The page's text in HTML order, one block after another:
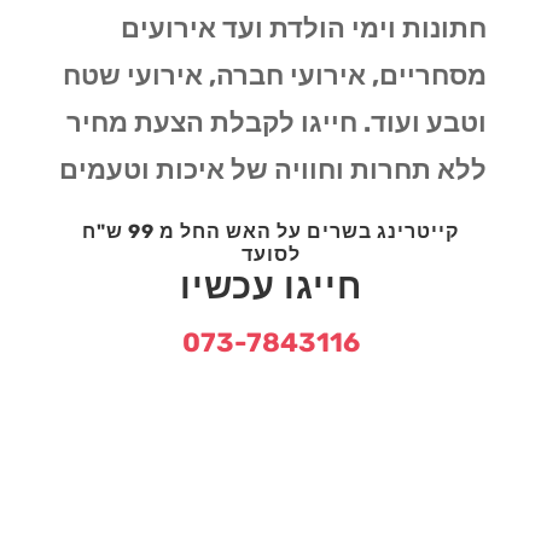
חתונות וימי הולדת ועד אירועים
מסחריים, אירועי חברה, אירועי שטח
וטבע ועוד. חייגו לקבלת הצעת מחיר
ללא תחרות וחוויה של איכות וטעמים
קייטרינג בשרים על האש החל מ 99 ש"ח
לסועד
חייגו עכשיו
073-7843116